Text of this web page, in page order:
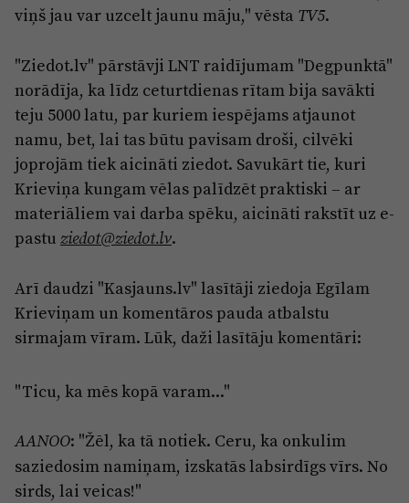
viņš jau var uzcelt jaunu māju," vēsta TV5.
"Ziedot.lv" pārstāvji LNT raidījumam "Degpunktā"
norādīja, ka līdz ceturtdienas rītam bija savākti
teju 5000 latu, par kuriem iespējams atjaunot
namu, bet, lai tas būtu pavisam droši, cilvēki
joprojām tiek aicināti ziedot. Savukārt tie, kuri
Krieviņa kungam vēlas palīdzēt praktiski – ar
materiāliem vai darba spēku, aicināti rakstīt uz e-
pastu ziedot@ziedot.lv.
Arī daudzi "Kasjauns.lv" lasītāji ziedoja Egīlam
Krieviņam un komentāros pauda atbalstu
sirmajam vīram. Lūk, daži lasītāju komentāri:
"Ticu, ka mēs kopā varam..."
AANOO: "Žēl, ka tā notiek. Ceru, ka onkulim
saziedosim namiņam, izskatās labsirdīgs vīrs. No
sirds, lai veicas!"